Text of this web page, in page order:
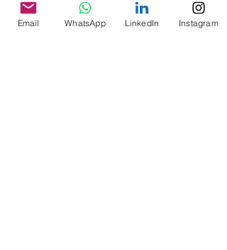
Email WhatsApp LinkedIn Instagram